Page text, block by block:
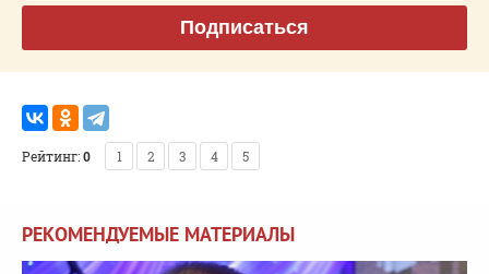
Подписаться
Рейтинг:0 1 2 3 4 5
РЕКОМЕНДУЕМЫЕ МАТЕРИАЛЫ